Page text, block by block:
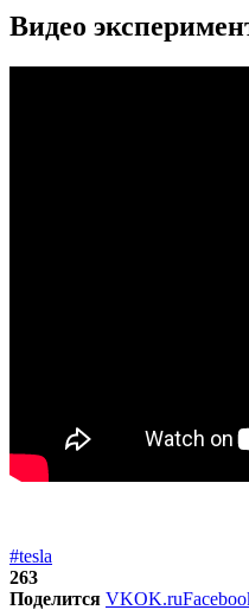
Видео
#tesla
263
Поделится VKOK.ru